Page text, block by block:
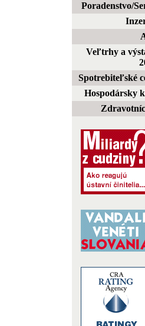
Poradenstvo/
Veľtrhy a
Spotrebiteľské
Hospodársky